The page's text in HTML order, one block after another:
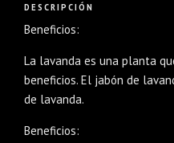
DESCRIPCIÓN
Beneficios:
La lavanda es una planta
beneficios. El jabón de
de lavanda.
Beneficios: